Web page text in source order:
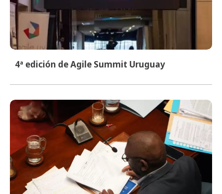
4ª edición de Agile Summit Uruguay